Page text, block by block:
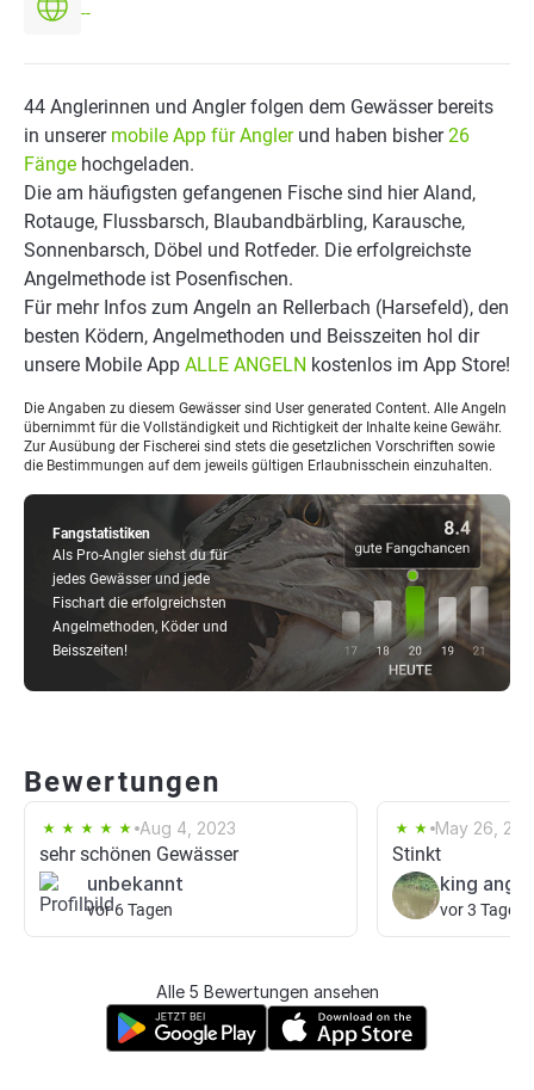
--
Fangstatistiken
Als Pro-Angler siehst du für
jedes Gewässer und jede
Fischart die erfolgreichsten
Angelmethoden, Köder und
Beisszeiten!
44 Anglerinnen und Angler folgen dem Gewässer bereits
in unserer mobile App für Anglerund haben bisher26
Fänge hochgeladen.
Die am häufigsten gefangenen Fische sind hier Aland,
Rotauge, Flussbarsch, Blaubandbärbling, Karausche,
Sonnenbarsch, Döbel und Rotfeder. Die erfolgreichste
Angelmethode ist Posenfischen.
Für mehr Infos zum Angeln an Rellerbach (Harsefeld), den
besten Ködern, Angelmethoden und Beisszeiten hol dir
unsere Mobile App ALLE ANGELN kostenlos im App Store!
Die Angaben zu diesem Gewässer sind User generated Content. Alle Angeln
übernimmt für die Vollständigkeit und Richtigkeit der Inhalte keine Gewähr.
Zur Ausübung der Fischerei sind stets die gesetzlichen Vorschriften sowie
die Bestimmungen auf dem jeweils gültigen Erlaubnisschein einzuhalten.
Bewertungen
Aug 4, 2023
sehr schönen Gewässer
unbekannt
vor 6 Tagen
May 26,
Stinkt
king
vor 3 Tagen
Alle 5 Bewertungen ansehen